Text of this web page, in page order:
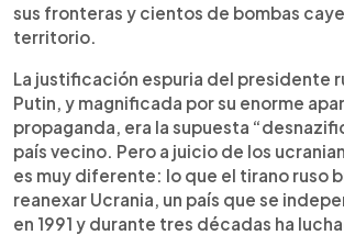
sus fronteras y cientos de bombas
territorio.
La justificación espuria del presidente
Putin, y magnificada por su enorme
propaganda, era la supuesta
país vecino. Pero a juicio de los
es muy diferente: lo que el tirano ruso
reanexar Ucrania, un país que se
en 1991 y durante tres décadas ha